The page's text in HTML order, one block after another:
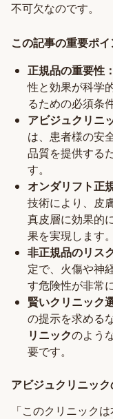
不可欠なのです。
この記事の重要ポイ
正規品の重要性：
性と効果が科学
るための必須条
アビジュクリニ
は、患者様の安
品質を提供する
す。
オンダリフト正
技術により、皮
真皮層に効果的
果を実現します。
非正規品のリス
定で、火傷や神
す危険性が非常
賢いクリニック
の提示を求める
リニックのよう
要です。
アビジュクリニッ
「このクリニック